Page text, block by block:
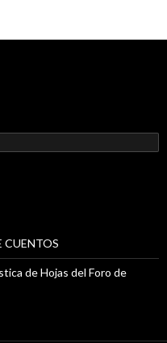
CUENTOS
de Hojas del Foro de